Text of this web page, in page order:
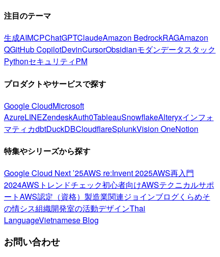
注目のテーマ
生成AIMCPChatGPTClaudeAmazon BedrockRAGAmazon
QGitHub CopilotDevinCursorObsidianモダンデータスタック
PythonセキュリティPM
プロダクトやサービスで探す
Google CloudMicrosoft
AzureLINEZendeskAuth0TableauSnowflakeAlteryxインフォ
マティカdbtDuckDBCloudflareSplunkVision OneNotion
特集やシリーズから探す
Google Cloud Next ’25AWS re:Invent 2025AWS再入門
2024AWSトレンドチェック初心者向けAWSテクニカルサポ
ートAWS認定（資格） 製造業関連ジョインブログくらめそ
の情シス組織開発室の活動デザインThai
LanguageVietnamese Blog
お問い合わせ